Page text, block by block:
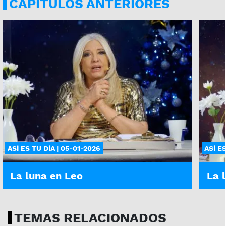
CAPÍTULOS ANTERIORES
ASÍ ES TU DÍA | 05-01-2026
La luna en Leo
ASÍ
La
TEMAS RELACIONADOS